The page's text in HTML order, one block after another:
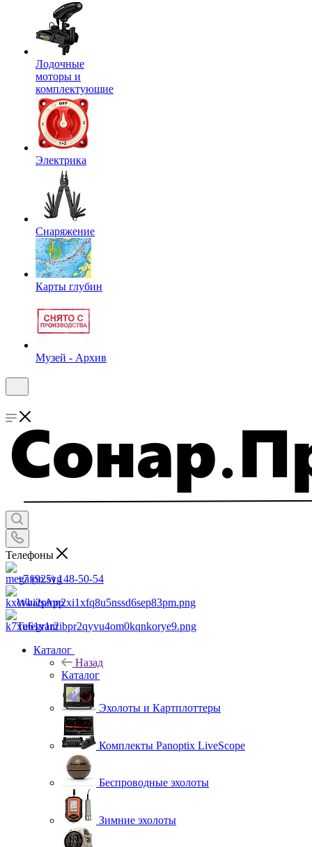
Лодочные
моторы и
комплектующие
Электрика
Снаряжение
Карты глубин
Музей - Архив
Телефоны
+7 (925) 148-50-54
WhatsApp
Telegram
Каталог
Назад
Каталог
Эхолоты и Картплоттеры
Комплекты Panoptix LiveScope
Беспроводные эхолоты
Зимние эхолоты